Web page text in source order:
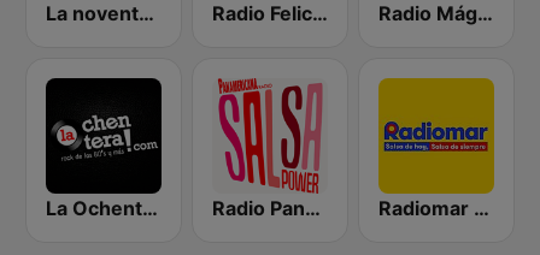
La noventera Radio Felicidad Radio Mágica 88.3 FM
La Ochentera Radio Panamericana - Salsa Power Radiomar 106.3 FM